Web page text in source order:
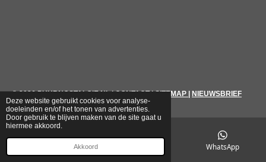
Deze website gebruikt cookies voor analyse-
doeleinden en/of het tonen van advertenties.
Door gebruik te blijven maken van de site gaat u
hiermee akkoord.
Akkoord
© 2026 PUURNOSTALGIE.NL|CONTACT|SITEMAP NIEUWSBRIEF
WhatsApp